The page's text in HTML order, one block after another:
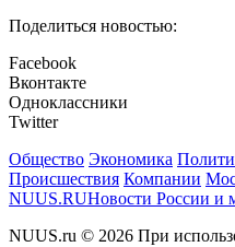
Поделиться новостью:
Facebook
Вконтакте
Одноклассники
Twitter
Общество Экономика
Происшествия Компании
NUUS.RUНовости России и
NUUS.ru © 2026 При